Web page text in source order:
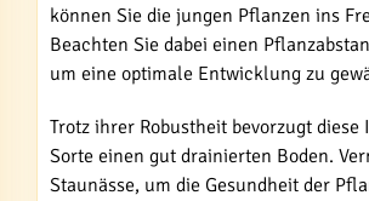
können Sie die jungen Pflanzen ins
Beachten Sie dabei einen
um eine optimale Entwicklung zu
Trotz ihrer Robustheit bevorzugt diese
Sorte einen gut drainierten Boden.
Staunässe, um die Gesundheit der